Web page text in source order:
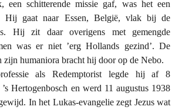
een schitterende missie gaf, was het een
Hij gaat naar Essen, België, vlak bij de
Hij zit daar overigens met gemengde
was er niet ’erg Hollands gezind’. De
zijn humaniora bracht hij door op de Nebo.
als Redemptorist legde hij af 8
Hertogenbosch en werd 11 augustus 1938
In het Lukas-evangelie zegt Jezus wat